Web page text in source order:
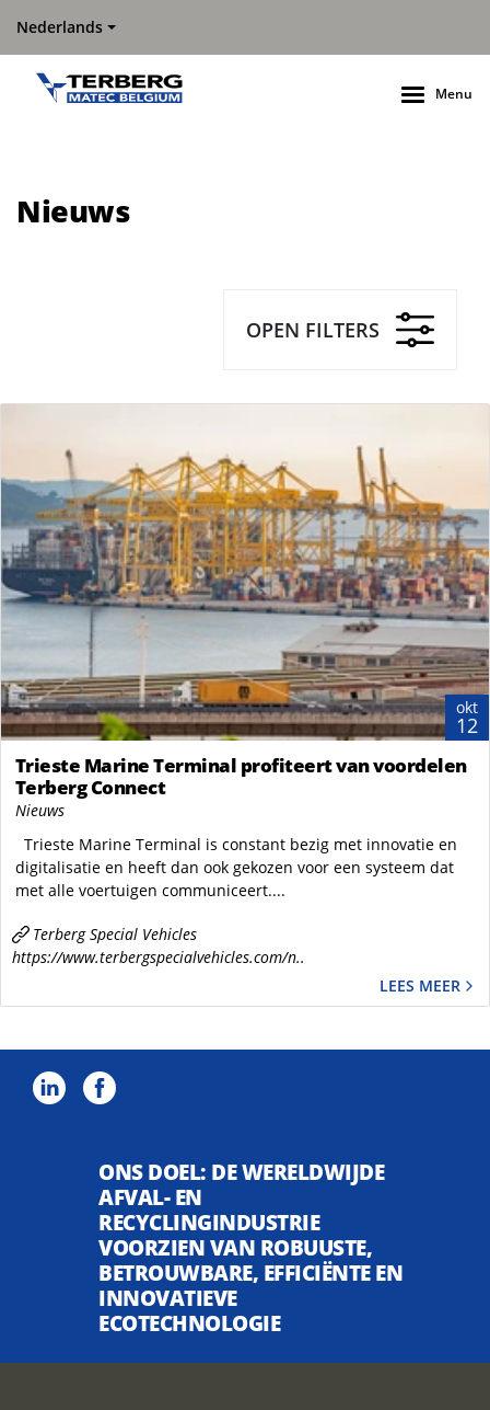
Nederlands
Menu
Nieuws
OPEN FILTERS
okt
12
Trieste Marine Terminal profiteert van voordelen
Terberg Connect
Nieuws
Trieste Marine Terminal is constant bezig met innovatie en
digitalisatie en heeft dan ook gekozen voor een systeem dat
met alle voertuigen communiceert....
Terberg Special Vehicles
https://www.terbergspecialvehicles.com/n..
LEES MEER
ONS DOEL: DE WERELDWIJDE
AFVAL- EN
RECYCLINGINDUSTRIE
VOORZIEN VAN ROBUUSTE,
BETROUWBARE, EFFICIËNTE EN
INNOVATIEVE
ECOTECHNOLOGIE